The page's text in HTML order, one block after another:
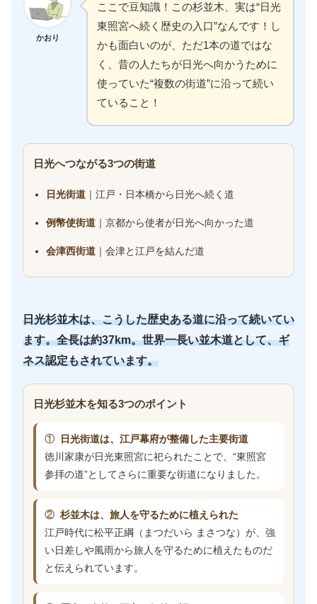
かおり
ここで豆知識！この杉並木、実は“日光
東照宮へ続く歴史の入口”なんです！し
かも面白いのが、ただ1本の道ではな
く、昔の人たちが日光へ向かうために
使っていた“複数の街道”に沿って続い
ていること！
日光へつながる3つの街道
日光街道 ｜江戸・日本橋から日光へ続く道
例幣使街道 ｜京都から使者が日光へ向かった道
会津西街道 ｜会津と江戸を結んだ道
日光杉並木は、こうした歴史ある道に沿って続いてい
ます。全長は約37km。世界一長い並木道として、ギ
ネス認定もされています。
日光杉並木を知る3つのポイント
①
日光街道は、江戸幕府が整備した主要街道
徳川家康が日光東照宮に祀られたことで、“東照宮
参拝の道”としてさらに重要な街道になりました。
② 杉並木は、旅人を守るために植えられた
江戸時代に松平正綱（まつだいら まさつな）が、強
い日差しや風雨から旅人を守るために植えたものだ
と伝えられています。